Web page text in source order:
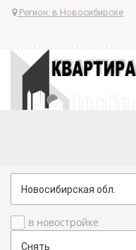
Регион: в Новосибирске
в новостройке